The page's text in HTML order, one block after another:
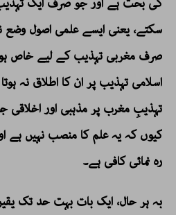
سکتے، یعنی ایسے علمی اصول
صرف مغربی تہذیب کے لیے خاص
اسلامی تہذیب پر ان کا اطلاق نہ
تہذیبِ مغرب پر مذہبی اور اخلاقی
کیوں کہ یہ علم کا منصب نہیں ہے
رہ نمائی کافی ہے۔
بہ ہر حال، ایک بات بہت حد تک